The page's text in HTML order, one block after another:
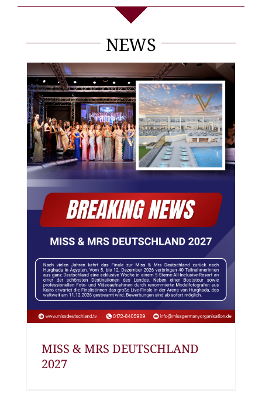
NEWS
MISS & MRS DEUTSCHLAND
2027